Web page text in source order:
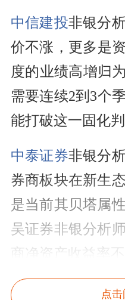
中信建投非银分
价不涨，更多是
度的业绩高增归
需要连续2到3个
能打破这一固化判
中泰证券非银分
券商板块在新生
是当前其贝塔属
吴证券非银分析
商净资产收益率
葛玉翔认为，券
点